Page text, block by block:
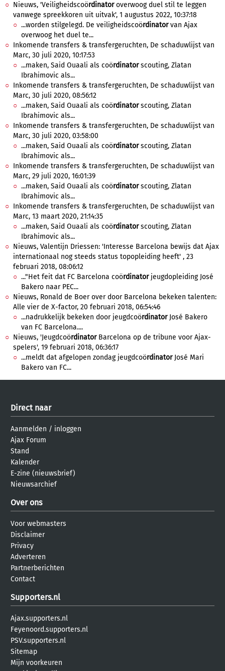
Nieuws, 'Veiligheidscoördinatoroverwoog duel stil te leggen
vanwege spreekkoren uit uitvak', 1 augustus 2022, 10:37:18
...worden stilgelegd. De veiligheidscoördinatorvan Ajax
overwoog het duel te...
Inkomende transfers & transfergeruchten, De schaduwlijst van
Marc, 30 juli 2020, 10:17:53
...maken, Said Ouaali als coördinatorscouting, Zlatan
Ibrahimovic als...
Inkomende transfers & transfergeruchten, De schaduwlijst van
Marc, 30 juli 2020, 08:56:12
...maken, Said Ouaali als coördinatorscouting, Zlatan
Ibrahimovic als...
Inkomende transfers & transfergeruchten, De schaduwlijst van
Marc, 30 juli 2020, 03:58:00
...maken, Said Ouaali als coördinatorscouting, Zlatan
Ibrahimovic als...
Inkomende transfers & transfergeruchten, De schaduwlijst van
Marc, 29 juli 2020, 16:01:39
...maken, Said Ouaali als coördinatorscouting, Zlatan
Ibrahimovic als...
Inkomende transfers & transfergeruchten, De schaduwlijst van
Marc, 13 maart 2020, 21:14:35
...maken, Said Ouaali als coördinatorscouting, Zlatan
Ibrahimovic als...
Nieuws, Valentijn Driessen: 'Interesse Barcelona bewijs dat Ajax
internationaal nog steeds status topopleiding heeft' , 23
februari 2018, 08:06:12
..."Het feit dat FC Barcelona coördinatorjeugdopleiding José
Bakero naar PEC...
Nieuws, Ronald de Boer over door Barcelona bekeken talenten:
Alle vier de X-factor, 20 februari 2018, 06:54:46
...nadrukkelijk bekeken door jeugdcoördinatorJosé Bakero
van FC Barcelona....
Nieuws, 'JeugdcoördinatorBarcelona op de tribune voor Ajax-
spelers', 19 februari 2018, 06:36:17
...meldt dat afgelopen zondag jeugdcoördinatorJosé Mari
Bakero van FC...
Direct naar
Aanmelden / inloggen
Ajax Forum
Stand
Kalender
E-zine (nieuwsbrief)
Nieuwsarchief
Over ons
Voor webmasters
Disclaimer
Privacy
Adverteren
Partnerberichten
Contact
Supporters.nl
Ajax.supporters.nl
Feyenoord.supporters.nl
PSV.supporters.nl
Sitemap
Mijn voorkeuren